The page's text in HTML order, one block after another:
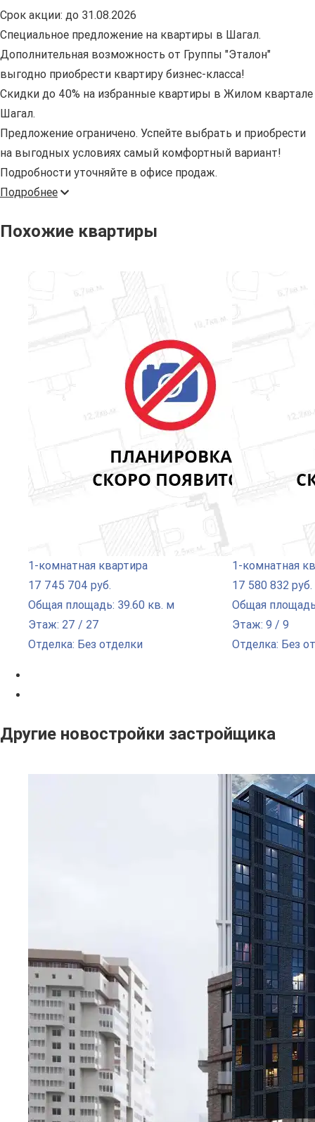
Срок акции: до 31.08.2026
Специальное предложение на квартиры в Шагал.
Дополнительная возможность от Группы "Эталон"
выгодно приобрести квартиру бизнес-класса!
Скидки до 40% на избранные квартиры в Жилом квартале
Шагал.
Предложение ограничено. Успейте выбрать и приобрести
на выгодных условиях самый комфортный вариант!
Подробности уточняйте в офисе продаж.
Подробнее
Похожие квартиры
1-комнатная квартира
17 745 704 руб.
Общая площадь: 39.60 кв. м
Этаж: 27 / 27
Отделка: Без отделки
1-комнатная
17 580 832 руб.
Общая
Этаж: 9 / 9
Отделка: Без
Другие новостройки застройщика